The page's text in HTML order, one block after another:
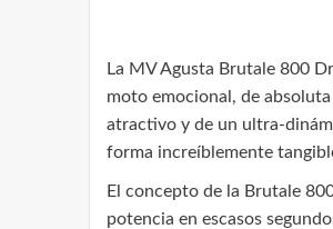
La MV Agusta Brutale 800
moto emocional, de
atractivo y de un ultra-
forma increíblemente
El concepto de la Brutale
potencia en escasos